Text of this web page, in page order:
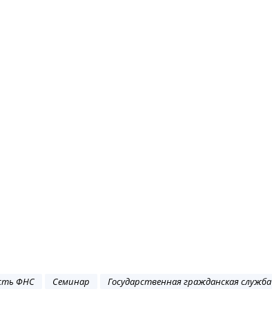
ФНС Семинар Государственная гражданская служба